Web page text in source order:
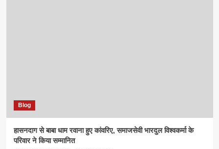
Blog
हासनदाग से बाबा धाम रवाना हुए कांवरिए, समाजसेवी भारदुल विश्वकर्मा के
परिवार ने किया सम्मानित